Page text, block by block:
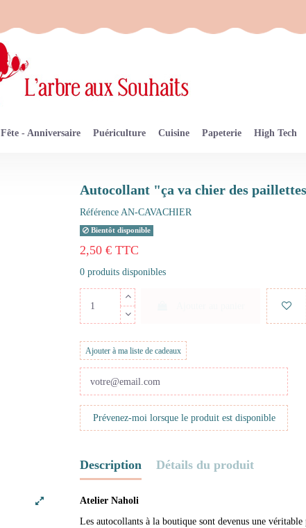
Fête - Anniversaire Puériculture Cuisine Papeterie High Tech
Autocollant "ça va chier des
Référence AN-CAVACHIER
Bientôt disponible
2,50 € TTC
0 produits disponibles
Ajouter à ma liste de cadeaux
Description Détails du produit
Atelier Naholi
Les autocollants à la boutique sont devenus une